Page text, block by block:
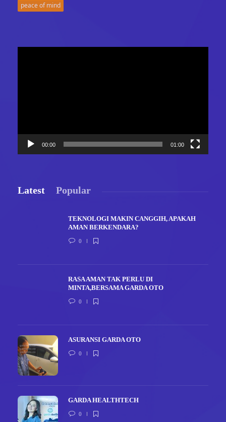
peace of mind
00:00 01:00
Latest Popular
TEKNOLOGI MAKIN CANGGIH, APAKAH
AMAN BERKENDARA?
0
RASA AMAN TAK PERLU DI
MINTA,BERSAMA GARDA OTO
0
ASURANSI GARDA OTO
0
GARDA HEALTHTECH
0